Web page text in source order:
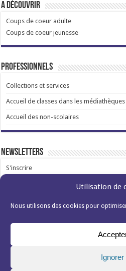
Utilisation de
Nous utilisons des cookies pour
Ignorer
A découvrir
Coups de coeur adulte
Coups de coeur jeunesse
Professionnels
Collections et services
Accueil de classes dans les médiathèques
Accueil des non-scolaires
Newsletters
S'inscrire
Politique de